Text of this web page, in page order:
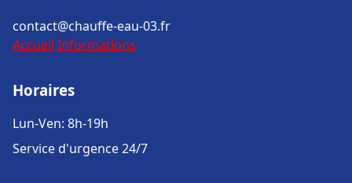
contact@chauffe-eau-03.fr
Accueil Informations
Horaires
Lun-Ven: 8h-19h
Service d'urgence 24/7